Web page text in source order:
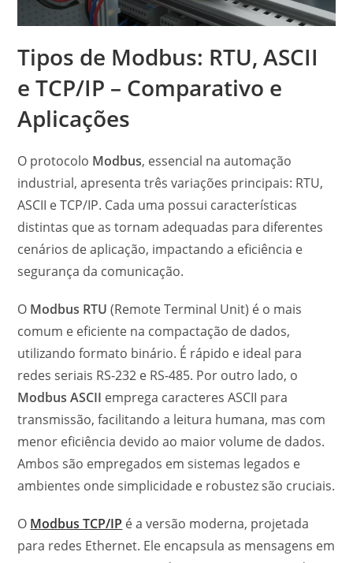
Tipos de Modbus: RTU, ASCII
e TCP/IP – Comparativo e
Aplicações
O protocolo Modbus, essencial na automação
industrial, apresenta três variações principais: RTU,
ASCII e TCP/IP. Cada uma possui características
distintas que as tornam adequadas para diferentes
cenários de aplicação, impactando a eficiência e
segurança da comunicação.
O Modbus RTU (Remote Terminal Unit) é o mais
comum e eficiente na compactação de dados,
utilizando formato binário. É rápido e ideal para
redes seriais RS-232 e RS-485. Por outro lado, o
Modbus ASCII emprega caracteres ASCII para
transmissão, facilitando a leitura humana, mas com
menor eficiência devido ao maior volume de dados.
Ambos são empregados em sistemas legados e
ambientes onde simplicidade e robustez são cruciais.
O Modbus TCP/IP é a versão moderna, projetada
para redes Ethernet. Ele encapsula as mensagens em